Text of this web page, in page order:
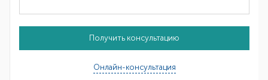
Получить консультацию
Онлайн-консультация